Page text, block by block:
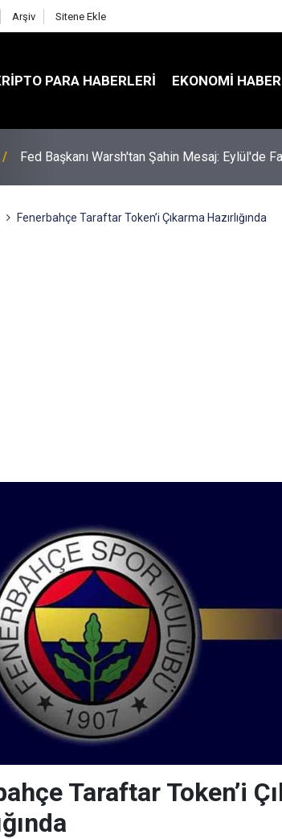
Arşiv Sitene Ekle
PARA HABERLERI EKONOMI
Fed Başkanı Warsh'tan Şahin Mesaj: Eylül'de
Fenerbahçe Taraftar Token’i Çıkarma Hazırlığında
Taraftar Token’i